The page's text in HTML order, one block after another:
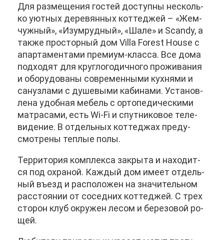
Для раз­ме­ще­ния го­стей до­ступ­ны несколь­
ко уют­ных де­ре­вян­ных кот­те­джей – «Жем­
чуж­ный», «Изу­мруд­ный», «Ша­ле» и Scandy, а
та­к­же про­стор­ный дом Villa Forest House с
апар­та­мен­та­ми пре­ми­ум-клас­са. Все до­ма
под­хо­дят для круг­ло­го­дич­но­го про­жи­ва­ния
и обо­ру­до­ва­ны со­вре­мен­ны­ми кух­ня­ми и
сан­уз­ла­ми с ду­ше­вы­ми ка­би­на­ми. Уста­нов­
ле­на удоб­ная ме­бель с ор­то­пе­ди­че­ски­ми
мат­ра­са­ми, есть Wi-Fi и спут­ни­ко­вое те­ле­
ви­де­ние. В от­дель­ных кот­те­джах преду­
смот­ре­ны теп­лые по­лы.
Тер­ри­то­рия ком­плек­са за­кры­та и на­хо­дит­
ся под охра­ной. Каж­дый дом име­ет от­дель­
ный въезд и рас­по­ло­жен на зна­чи­тель­ном
рас­сто­я­нии от со­сед­них кот­те­джей. С трех
сто­рон клуб окру­жен ле­сом и бе­ре­зо­вой ро­
щей.